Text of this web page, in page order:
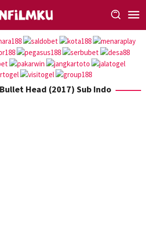
Head (2017) Sub Indo